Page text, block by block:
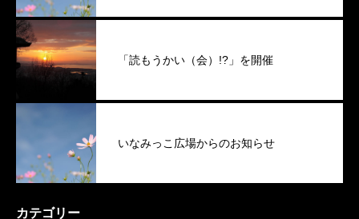
「読もうかい（会）!?」を開催
いなみっこ広場からのお知らせ
カテゴリー